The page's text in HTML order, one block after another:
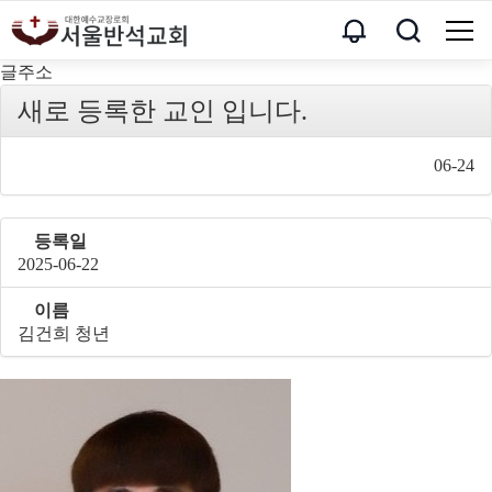
글주소
새로 등록한 교인 입니다.
06-24
등록일
2025-06-22
이름
김건희 청년